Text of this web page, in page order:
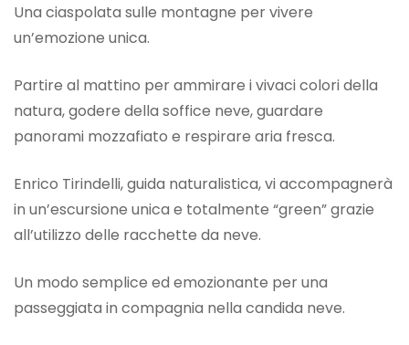
Una ciaspolata sulle montagne per vivere
un’emozione unica.
Partire al mattino per ammirare i vivaci colori della
natura, godere della soffice neve, guardare
panorami mozzafiato e respirare aria fresca.
Enrico Tirindelli, guida naturalistica, vi accompagnerà
in un’escursione unica e totalmente “green” grazie
all’utilizzo delle racchette da neve.
Un modo semplice ed emozionante per una
passeggiata in compagnia nella candida neve.